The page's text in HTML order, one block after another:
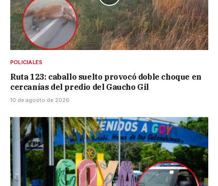
POLICIALES
Ruta 123: caballo suelto provocó doble choque en
cercanías del predio del Gaucho Gil
10 de agosto de 2026